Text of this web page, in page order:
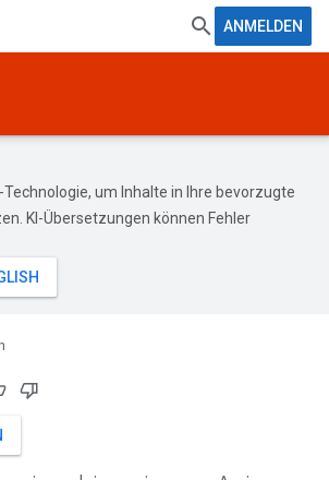
ANMELDEN
um Inhalte in Ihre bevorzugte
KI-Übersetzungen können Fehler